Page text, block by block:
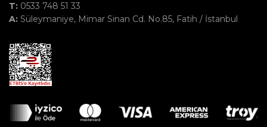
T: 0533 748 51 33
A: Süleymaniye, Mimar Sinan Cd. No.85, Fatih / İstanbul